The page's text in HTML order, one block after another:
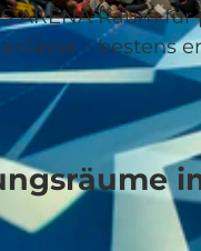
Christoph Arnet, arnet fotografik Christoph
ARENA Raum
– bestens